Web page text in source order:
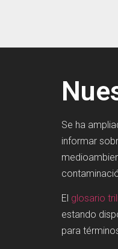
Se ha
informar
El glosario
estando
para